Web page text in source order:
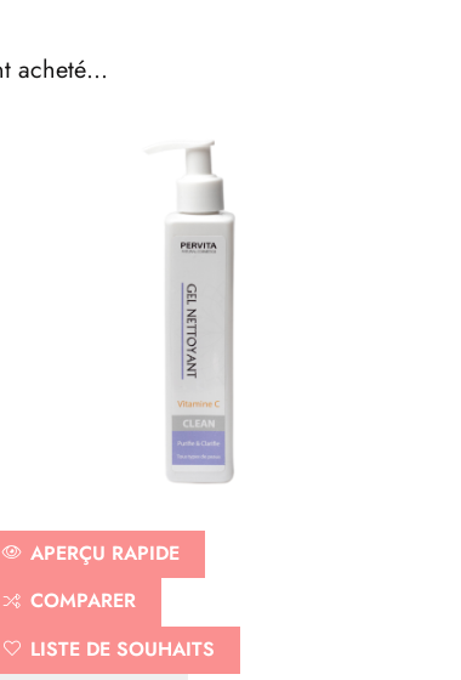
acheté...
APERÇU RAPIDE
COMPARER
LISTE DE SOUHAITS